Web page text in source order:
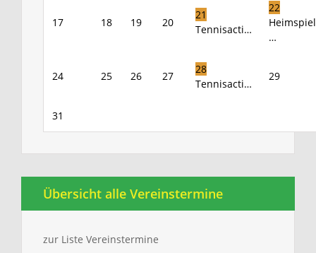
17 18 19 20
21
Tennisacti…
22
Heimspiel
…
24 25 26 27
28
Tennisacti…
29
31
Übersicht alle Vereinstermine
zur Liste Vereinstermine